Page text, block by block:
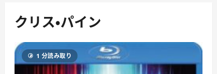
ー
クリス・パイン
1 分読み取り